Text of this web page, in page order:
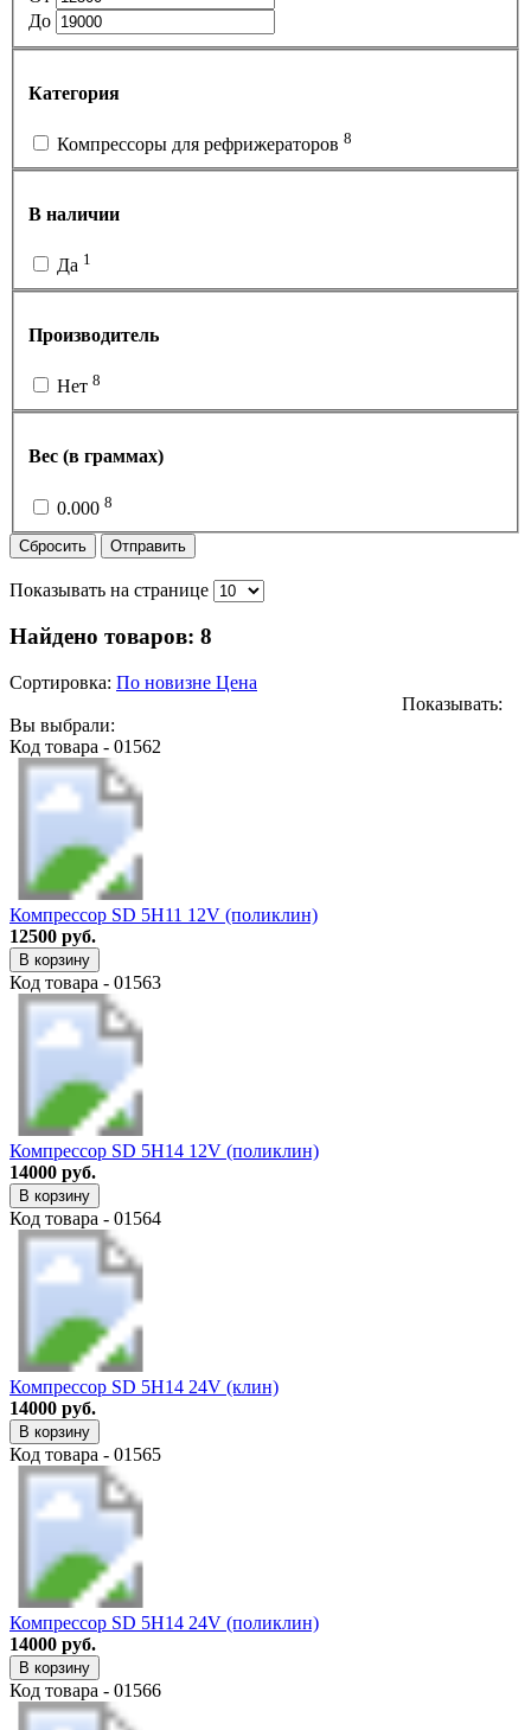
До
Категория
Компрессоры для рефрижераторов 8
В наличии
Да 1
Производитель
Нет 8
Вес (в граммах)
0.000 8
Сбросить Отправить
Показывать на странице
Найдено товаров: 8
Сортировка: По новизне Цена
Показывать:
Вы выбрали:
Код товара - 01562
Компрессор SD 5H11 12V (поликлин)
12500 руб.
В корзину
Код товара - 01563
Компрессор SD 5H14 12V (поликлин)
14000 руб.
В корзину
Код товара - 01564
Компрессор SD 5H14 24V (клин)
14000 руб.
В корзину
Код товара - 01565
Компрессор SD 5H14 24V (поликлин)
14000 руб.
В корзину
Код товара - 01566